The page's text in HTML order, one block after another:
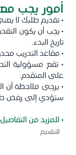
أمور يجب
• تقديم طلبك لا
• يجب أن يكون
تاريخ البدء.
• مقاعد التدريب
• تقع مسؤولية
على المتقدم.
• يرجى ملاحظة أن
ستؤدي إلى رفض
• للمزيد من
للتقديم